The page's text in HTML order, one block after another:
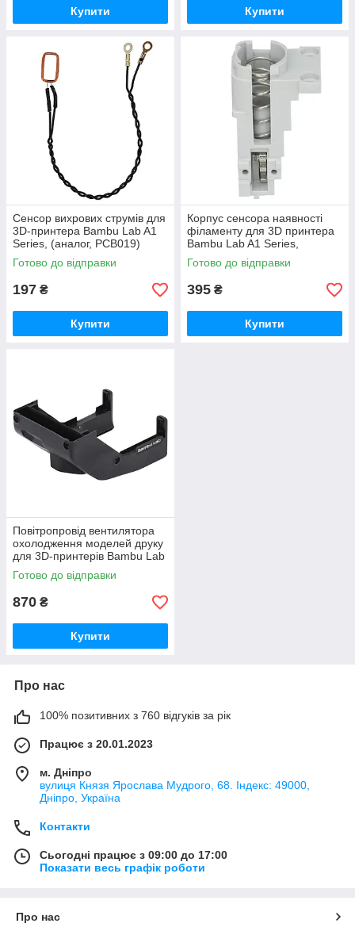
Купити Купити
Сенсор вихрових струмів для
3D-принтера Bambu Lab A1
Series, (аналог, PCB019)
Готово до відправки
197 ₴
Купити
Корпус cенсора наявності
філаменту для 3D принтера
Bambu Lab A1 Series,
(оригінал, FAC055)
Готово до відправки
395 ₴
Купити
Повітропровід вентилятора
охолодження моделей друку
для 3D-принтерів Bambu Lab
H2D/ H2C Series, (оригінал,
FAF012)
Готово до відправки
870 ₴
Купити
Про нас
100% позитивних з 760 відгуків за рік
Працює з 20.01.2023
м. Дніпро
вулиця Князя Ярослава Мудрого, 68. Індекс: 49000,
Дніпро, Україна
Контакти
Сьогодні працює з 09:00 до 17:00
Показати весь графік роботи
Про нас